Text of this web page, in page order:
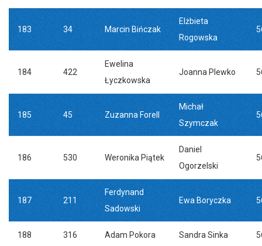
183 34 Marcin Bińczak
Elżbieta
Rogowska
184 422
Ewelina
Łyczkowska
Joanna Plewko
185 45 Zuzanna Forell
Michał
Szymczak
186 530 Weronika Piątek
Daniel
Ogorzelski
187 211
Ferdynand
Sadowski
Ewa Boryczka
188 316 Adam Pokora Sandra Sinka